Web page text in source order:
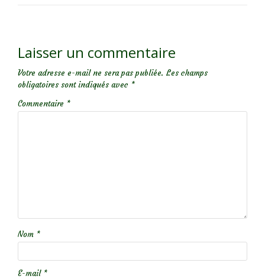
Laisser un commentaire
Votre adresse e-mail ne sera pas publiée. Les champs
obligatoires sont indiqués avec *
Commentaire *
Nom *
E-mail *